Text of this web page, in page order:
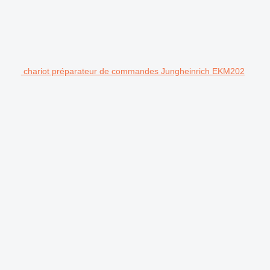
chariot préparateur de commandes Jungheinrich EKM202